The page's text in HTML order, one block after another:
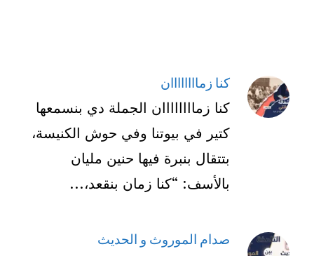
كنا زماااااااان
كنا زماااااااان الجملة دي بنسمعها
كتير في بيوتنا وفي حوش الكنيسة،
بتتقال بنبرة فيها حنين مليان
بالأسف: “كنا زمان بنقعد،...
صدام الموروث و الحديث